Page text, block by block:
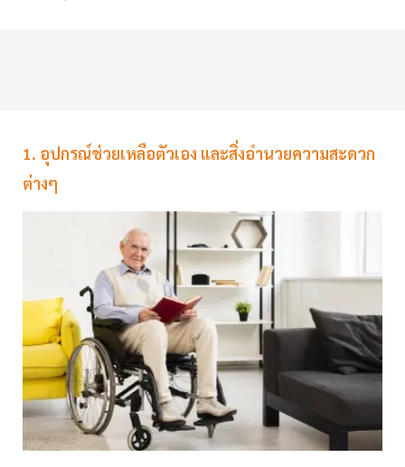
1. อุปกรณ์ช่วยเหลือตัวเอง และสิ่งอำนวยความสะดวก
ต่างๆ